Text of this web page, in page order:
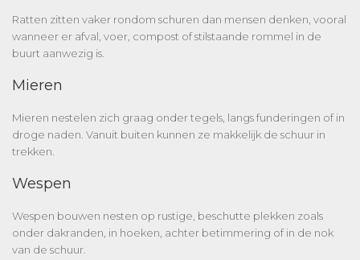
Ratten zitten vaker rondom schuren dan mensen denken, vooral
wanneer er afval, voer, compost of stilstaande rommel in de
buurt aanwezig is.
Mieren
Mieren nestelen zich graag onder tegels, langs funderingen of in
droge naden. Vanuit buiten kunnen ze makkelijk de schuur in
trekken.
Wespen
Wespen bouwen nesten op rustige, beschutte plekken zoals
onder dakranden, in hoeken, achter betimmering of in de nok
van de schuur.